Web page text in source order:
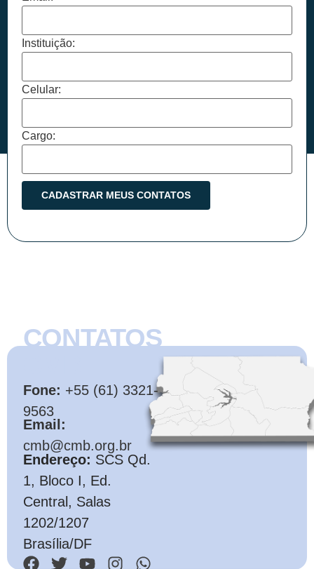
Instituição:
Celular:
Cargo:
CONTATOS
Fone: +55 (61) 3321-
9563
Email:
cmb@cmb.org.br
Endereço: SCS Qd.
1, Bloco I, Ed.
Central, Salas
1202/1207
Brasília/DF